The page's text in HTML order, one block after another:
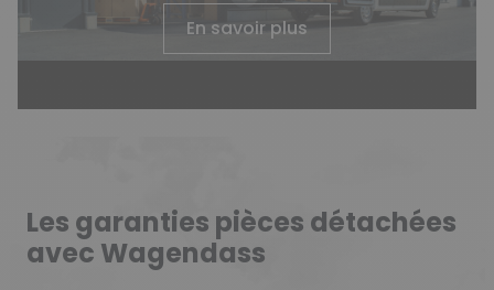
En savoir plus
Les garanties pièces détachées
avec Wagendass